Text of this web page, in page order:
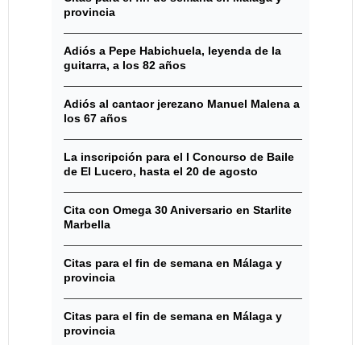
provincia
Adiós a Pepe Habichuela, leyenda de la
guitarra, a los 82 años
Adiós al cantaor jerezano Manuel Malena a
los 67 años
La inscripción para el I Concurso de Baile
de El Lucero, hasta el 20 de agosto
Cita con Omega 30 Aniversario en Starlite
Marbella
Citas para el fin de semana en Málaga y
provincia
Citas para el fin de semana en Málaga y
provincia